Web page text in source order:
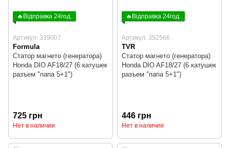
🔥Відправка 24год.
Артикул: 339007
Formula
Статор магнето (генератора)
Honda DIO AF18/27 (6 катушек
разъем "папа 5+1")
725 грн
Нет в наличии
🔥Відправка 24год.
Артикул: 352566
TVR
Статор магнето (генератора)
Honda DIO AF18/27 (6 катушек
разъем "папа 5+1")
446 грн
Нет в наличии